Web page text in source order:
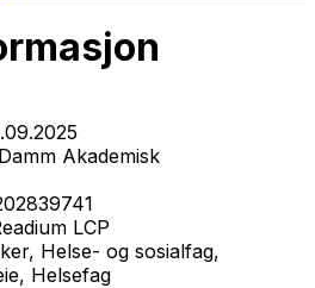
Akademisk
LCP
Helse- og sosialfag,
Helsefag